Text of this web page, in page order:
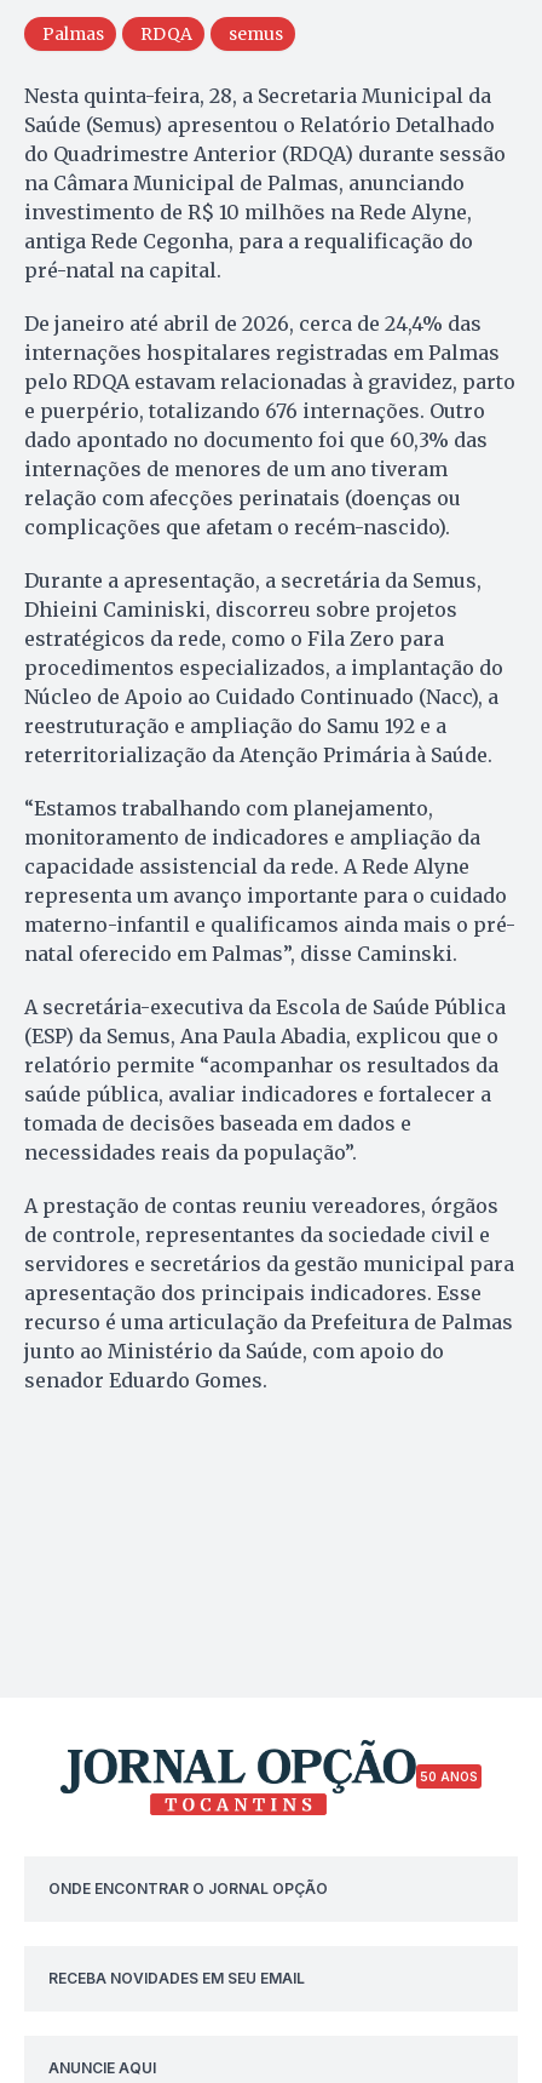
Palmas RDQA semus
Nesta quinta-feira, 28, a Secretaria Municipal da
Saúde (Semus) apresentou o Relatório Detalhado
do Quadrimestre Anterior (RDQA) durante sessão
na Câmara Municipal de Palmas, anunciando
investimento de R$ 10 milhões na Rede Alyne,
antiga Rede Cegonha, para a requalificação do
pré-natal na capital.
De janeiro até abril de 2026, cerca de 24,4% das
internações hospitalares registradas em Palmas
pelo RDQA estavam relacionadas à gravidez, parto
e puerpério, totalizando 676 internações. Outro
dado apontado no documento foi que 60,3% das
internações de menores de um ano tiveram
relação com afecções perinatais (doenças ou
complicações que afetam o recém-nascido).
Durante a apresentação, a secretária da Semus,
Dhieini Caminiski, discorreu sobre projetos
estratégicos da rede, como o Fila Zero para
procedimentos especializados, a implantação do
Núcleo de Apoio ao Cuidado Continuado (Nacc), a
reestruturação e ampliação do Samu 192 e a
reterritorialização da Atenção Primária à Saúde.
“Estamos trabalhando com planejamento,
monitoramento de indicadores e ampliação da
capacidade assistencial da rede. A Rede Alyne
representa um avanço importante para o cuidado
materno-infantil e qualificamos ainda mais o pré-
natal oferecido em Palmas”, disse Caminski.
A secretária-executiva da Escola de Saúde Pública
(ESP) da Semus, Ana Paula Abadia, explicou que o
relatório permite “acompanhar os resultados da
saúde pública, avaliar indicadores e fortalecer a
tomada de decisões baseada em dados e
necessidades reais da população”.
A prestação de contas reuniu vereadores, órgãos
de controle, representantes da sociedade civil e
servidores e secretários da gestão municipal para
apresentação dos principais indicadores. Esse
recurso é uma articulação da Prefeitura de Palmas
junto ao Ministério da Saúde, com apoio do
senador Eduardo Gomes.
50 ANOS
ONDE ENCONTRAR O JORNAL OPÇÃO
RECEBA NOVIDADES EM SEU EMAIL
ANUNCIE AQUI